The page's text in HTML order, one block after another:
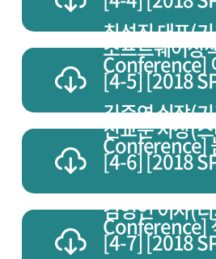
최성진 대표(
소프트웨어정
김준연 실장(
Conference]
진교문 사장(
[4-5] [2018
Conference]
김영인 이사(
[4-6] [2018
Conference]
[4-7] [2018